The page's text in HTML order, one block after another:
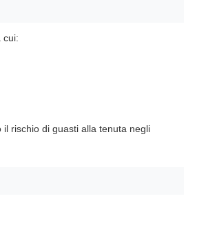
cui:
rischio di guasti alla tenuta negli